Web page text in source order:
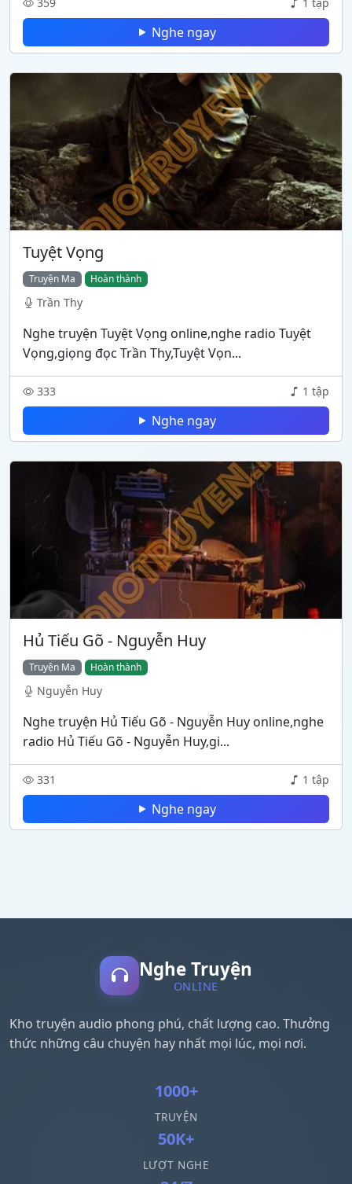
Nghe ngay
Tuyệt Vọng
Truyện Ma Hoàn thành
Trần Thy
Nghe truyện Tuyệt Vọng online,nghe radio Tuyệt
Vọng,giọng đọc Trần Thy,Tuyệt Vọn...
333 1 tập
Nghe ngay
Hủ Tiếu Gõ - Nguyễn Huy
Truyện Ma Hoàn thành
Nguyễn Huy
Nghe truyện Hủ Tiếu Gõ - Nguyễn Huy online,nghe
radio Hủ Tiếu Gõ - Nguyễn Huy,gi...
331 1 tập
Nghe ngay
Nghe Truyện
ONLINE
Kho truyện audio phong phú, chất lượng cao. Thưởng
thức những câu chuyện hay nhất mọi lúc, mọi nơi.
1000+
TRUYỆN
50K+
LƯỢT NGHE